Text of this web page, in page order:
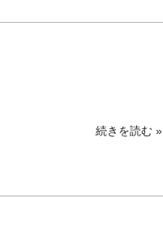
続きを読む »